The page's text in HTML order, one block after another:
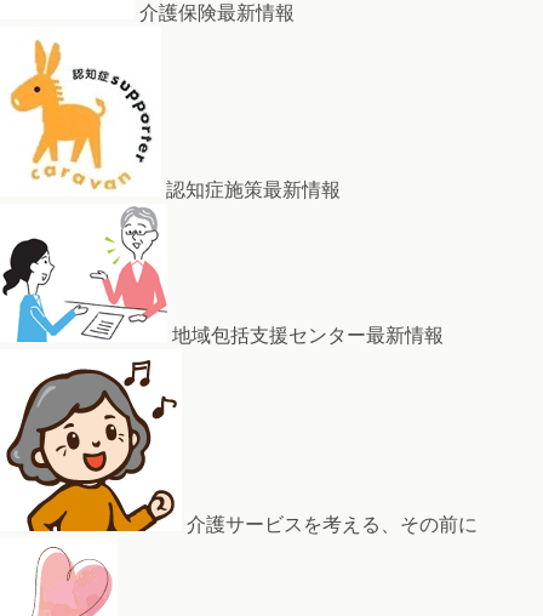
介護保険最新情報
認知症施策最新情報
地域包括支援センター最新情報
介護サービスを考える、その前に